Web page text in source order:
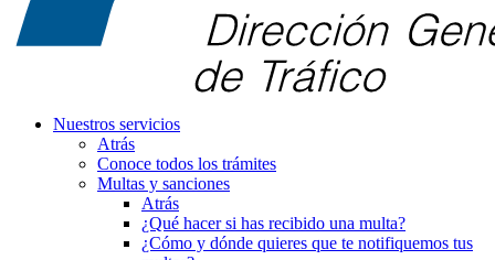
Nuestros servicios
Atrás
Conoce todos los trámites
Multas y sanciones
Atrás
¿Qué hacer si has recibido una multa?
¿Cómo y dónde quieres que te notifiquemos tus